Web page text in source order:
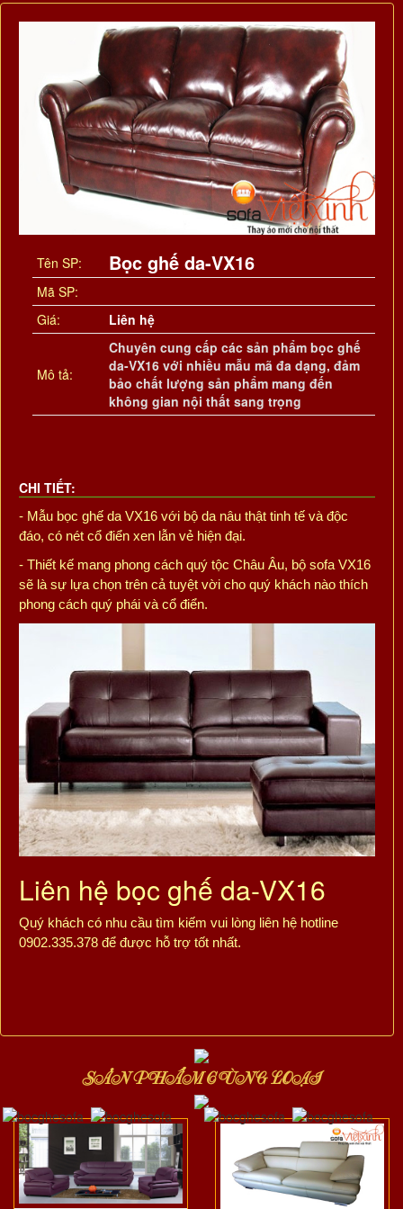
Tên SP: Bọc ghế da-VX16
Mã SP:
Giá:
Liên hệ
Mô tả:
Chuyên cung cấp các sản phẩm bọc ghế
da-VX16 với nhiều mẫu mã đa dạng, đảm
bảo chất lượng sản phẩm mang đến
không gian nội thất sang trọng
CHI TIẾT:
- Mẫu bọc ghế da VX16 với bộ da nâu thật tinh tế và độc
đáo, có nét cổ điển xen lẫn vẻ hiện đại.
- Thiết kế mang phong cách quý tộc Châu Âu, bộ sofa VX16
sẽ là sự lựa chọn trên cả tuyệt vời cho quý khách nào thích
phong cách quý phái và cổ điển.
Liên hệ bọc ghế da-VX16
Quý khách có nhu cầu tìm kiếm vui lòng liên hệ hotline
0902.335.378 để được hỗ trợ tốt nhất.
SẢN PHẨM CÙNG LOẠI